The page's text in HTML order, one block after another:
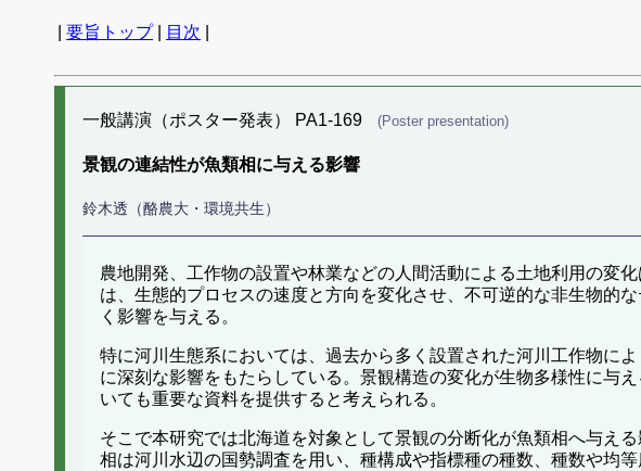
要旨トップ| 目次
一般講演（ポスター発表） PA1-169 (Poster presentation)
景観の連結性が魚類相に与える影響
鈴木透（酪農大・環境共生）
農地開発、工作物の設置や林業などの人間活動による土地利用の変
は、生態的プロセスの速度と方向を変化させ、不可逆的な非生物的
く影響を与える。
特に河川生態系においては、過去から多く設置された河川工作物に
に深刻な影響をもたらしている。景観構造の変化が生物多様性に与
いても重要な資料を提供すると考えられる。
そこで本研究では北海道を対象として景観の分断化が魚類相へ与え
相は河川水辺の国勢調査を用い、種構成や指標種の種数、種数や均